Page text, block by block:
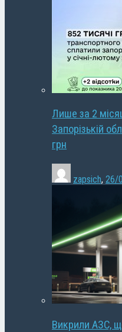
Лише за 2
Запорізькій
грн
zapsich, 26/
Викрили АЗС,